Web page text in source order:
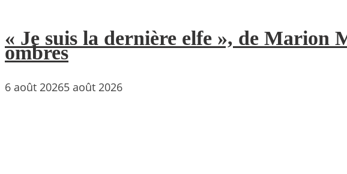
« Je suis la dernière elfe », de Marion
ombres
6 août 20265 août 2026